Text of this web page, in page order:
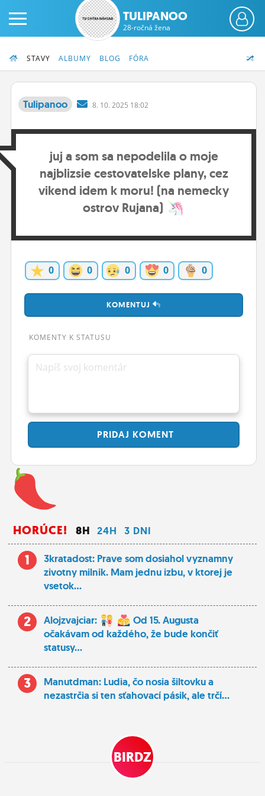
ČINŽIAK
FÓRUM
STATUSY
ĽUDIA
ROLETA
TULIPANOO
28-ročná žena
STAVY ALBUMY BLOG FÓRA
Tulipanoo 8. 10. 2025 18:02
juj a som sa nepodelila o moje
najblizsie cestovatelske plany, cez
vikend idem k moru! (na nemecky
ostrov Rujana)
0 0 0 0 0
KOMENTUJ
KOMENTY K STATUSU
Napíš svoj komentár
PRIDAJ KOMENT
HORÚCE! 8H 24H 3 DNI
1
3kratadost: Prave som dosiahol vyznamny
zivotny milnik. Mam jednu izbu, v ktorej je
vsetok...
2 Alojzvajciar:
Od 15. Augusta
očakávam od každého, že bude končiť
statusy...
3
Manutdman: Ludia, čo nosia šiltovku a
nezastrčia si ten sťahovací pásik, ale trčí...
BIRDZ